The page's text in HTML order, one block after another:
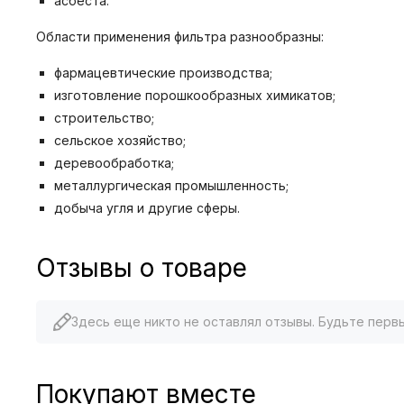
Области применения фильтра разнообразны:
фармацевтические производства;
изготовление порошкообразных химикатов;
строительство;
сельское хозяйство;
деревообработка;
металлургическая промышленность;
добыча угля и другие сферы.
Отзывы о товаре
Здесь еще никто не оставлял отзывы. Будьте
Покупают вместе